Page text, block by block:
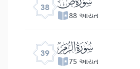
38
88 આયત
39 ﯔ
75 આયત